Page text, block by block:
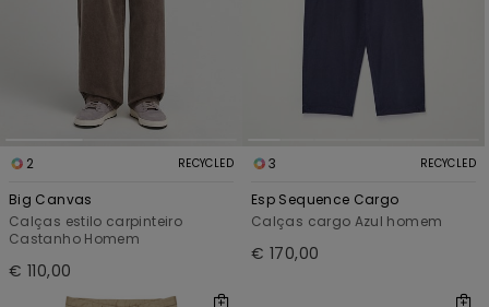
2 RECYCLED
Big Canvas
Calças estilo carpinteiro
Castanho Homem
€ 110,00
3 RECYCLED
Esp Sequence Cargo
Calças cargo Azul homem
€ 170,00